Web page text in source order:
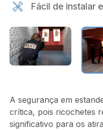
Fácil de instalar
A segurança em
crítica, pois ricochetes
significativo para os